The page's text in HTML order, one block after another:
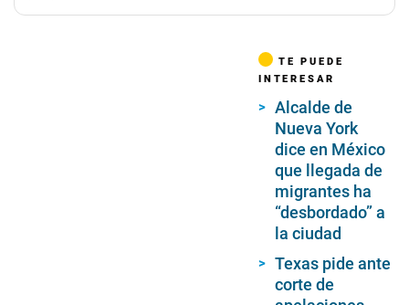
TE PUEDE
INTERESAR
Alcalde de
Nueva York
dice en México
que llegada de
migrantes ha
“desbordado” a
la ciudad
Texas pide ante
corte de